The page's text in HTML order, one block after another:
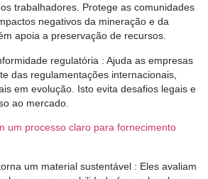
trabalhadores. Protege as comunidades
negativos da mineração e da
apoia a preservação de recursos.
regulatória : Ajuda as empresas
das regulamentações internacionais,
em evolução. Isto evita desafios legais e
ao mercado.
um processo claro para fornecimento
um material sustentável : Eles avaliam